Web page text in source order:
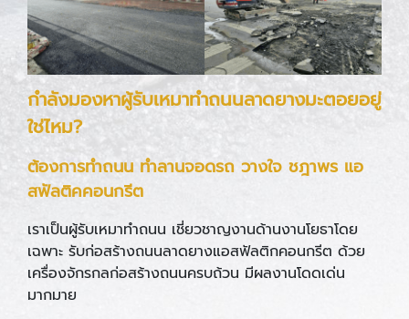
กำลังมองหาผู้รับเหมาทำถนนลาดยางมะตอยอยู่
ใช่ไหม?
ต้องการทำถนน ทำลานจอดรถ วางใจ ชฎาพร แอ
สฟัลติคคอนกรีต
เราเป็นผู้รับเหมาทำถนน เชี่ยวชาญงานด้านงานโยธาโดย
เฉพาะ รับก่อสร้างถนนลาดยางแอสฟัลติกคอนกรีต ด้วย
เครื่องจักรกลก่อสร้างถนนครบถ้วน มีผลงานโดดเด่น
มากมาย